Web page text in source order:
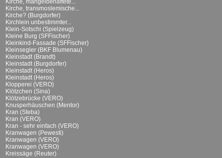
Kirche, mängelbehaftete...
Kirche, transmoslemische...
Kirche? (Burgdorfer)
Kirchlein unbestimmter...
Klein-Sotschi (Spielzeug)
Kleine Burg (SFFischer)
Kleinkind-Fassade (SFFischer)
Kleinsegler (BKF Blumenau)
Kleinstadt (Brandt)
Kleinstadt (Burgdorfer)
Kleinstadt (Heros)
Kleinstadt (Heros)
Klopperei (VERO)
Klötzchen (Sina)
Klötzebrücke (VERO)
Knusperhäuschen (Mentor)
Kran (Steba)
Kran (VERO)
Kran - sehr einfach (VERO)
Kranwagen (Pewesti)
Kranwagen (VERO)
Kranwagen (VERO)
Kreissäge (Reuter)